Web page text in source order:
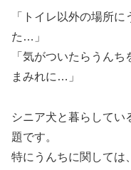
「トイレ以外の場所
た…」
「気がついたらうん
まみれに…」
シニア犬と暮らしてい
題です。
特にうんちに関しては